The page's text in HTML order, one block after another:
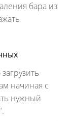
бара из
начиная с
нужный